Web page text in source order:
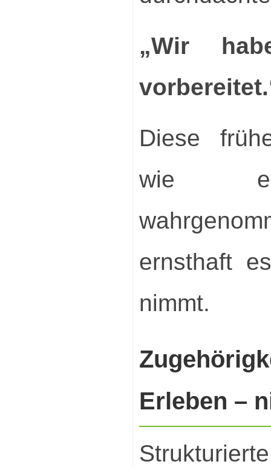
„Wir
Diese
wie ein
ernsthaft
nimmt.
Erleben –